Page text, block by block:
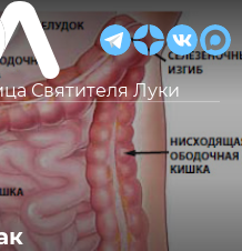
Святителя Луки